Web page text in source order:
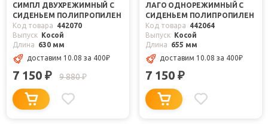
СИМПЛ ДВУХРЕЖИМНЫЙ С
СИДЕНЬЕМ ПОЛИПРОПИЛЕН
Код товара
442070
Выпуск Косой
Длина
630 мм
доставим 10.08 за 400₽
7 150 ₽ 9 880₽
ЛАГО ОДНОРЕЖИМНЫЙ С
СИДЕНЬЕМ ПОЛИПРОПИЛЕН
Код товара
442064
Выпуск Косой
Длина
655 мм
доставим 10.08 за 400₽
7 150 ₽